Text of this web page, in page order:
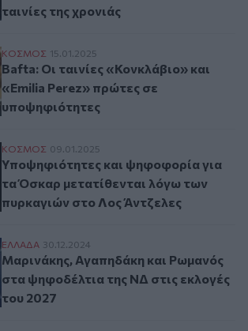
ταινίες της χρονιάς
Bafta: Οι ταινίες «Κονκλάβιο» και
ΚΟΣΜΟΣ 15.01.2025
Bafta: Οι ταινίες «Κονκλάβιο» και
«Emilia Perez» πρώτες σε
υποψηφιότητες
Υποψηφιότητες και ψηφοφορία για τα
ΚΟΣΜΟΣ 09.01.2025
Υποψηφιότητες και ψηφοφορία για
τα Όσκαρ μετατίθενται λόγω των
πυρκαγιών στο Λος Άντζελες
Μαρινάκης, Αγαπηδάκη και Ρωμανός στα
ΕΛΛAΔΑ 30.12.2024
Μαρινάκης, Αγαπηδάκη και Ρωμανός
στα ψηφοδέλτια της ΝΔ στις εκλογές
του 2027